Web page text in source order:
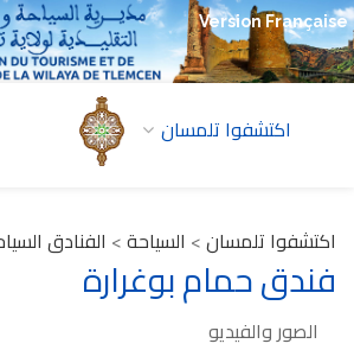
Version Française
اكتشفوا تلمسان
اكتشفوا تلمسان> السياحة> الفنادق
فندق حمام بوغرارة
الصور والفيديو